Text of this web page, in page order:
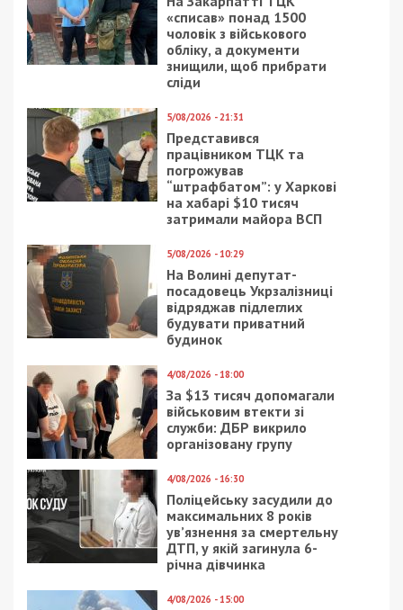
«списав» понад 1500
чоловік з військового
обліку, а документи
знищили, щоб прибрати
сліди
5/08/2026 - 21:31
Представився
працівником ТЦК та
погрожував
“штрафбатом”: у Харкові
на хабарі $10 тисяч
затримали майора ВСП
5/08/2026 - 10:29
На Волині депутат-
посадовець Укрзалізниці
відряджав підлеглих
будувати приватний
будинок
4/08/2026 - 18:00
За $13 тисяч допомагали
військовим втекти зі
служби: ДБР викрило
організовану групу
4/08/2026 - 16:30
Поліцейську засудили до
максимальних 8 років
ув’язнення за смертельну
ДТП, у якій загинула 6-
річна дівчинка
4/08/2026 - 15:00